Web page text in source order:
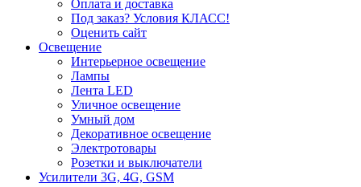
Оплата и доставка
Под заказ? Условия КЛАСС!
Оценить сайт
Освещение
Интерьерное освещение
Лампы
Лента LED
Уличное освещение
Умный дом
Декоративное освещение
Электротовары
Розетки и выключатели
Усилители 3G, 4G, GSM